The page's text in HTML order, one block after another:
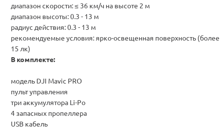
диапазон скорости: ≤ 36 км/ч на высоте 2 м
диапазон высоты: 0.3 - 13 м
радиус действия: 0.3 - 13 м
рекомендуемые условия: ярко-освещенная поверхность (более
15 лк)
В комплекте:
модель DJI Mavic PRO
пульт управления
три аккумулятора Li-Po
4 запасных пропеллера
USB кабель